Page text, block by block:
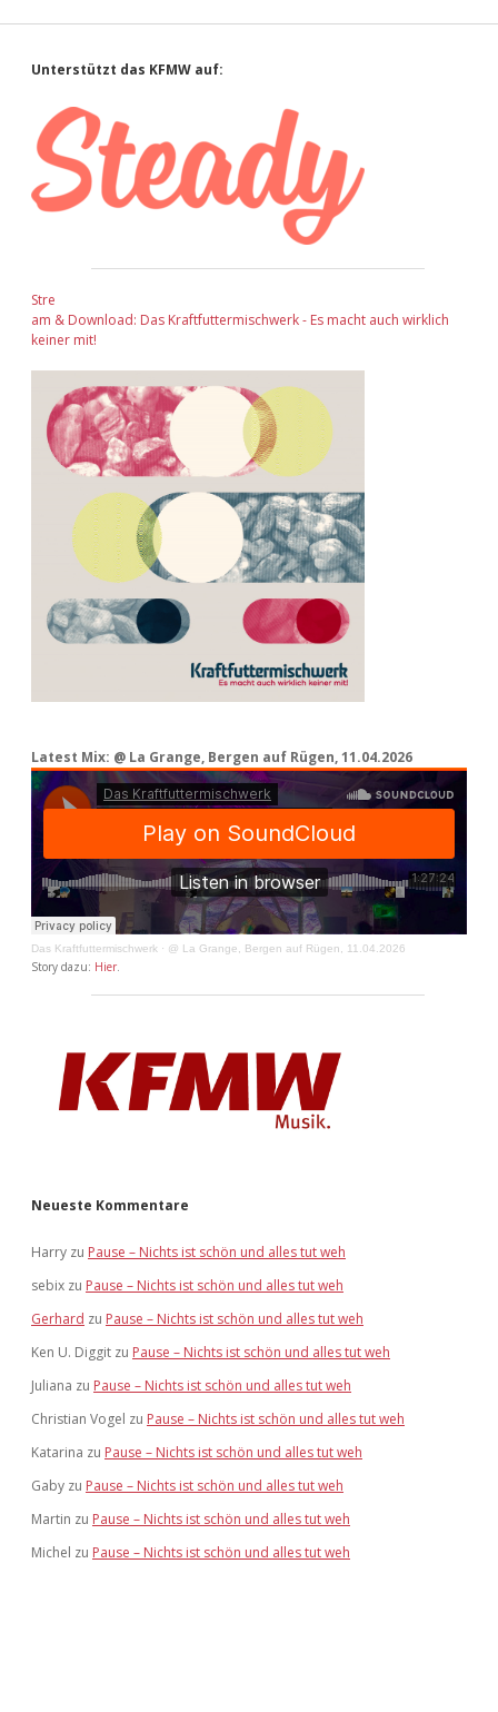
Sidebar
Unterstützt das KFMW auf:
Stre
am & Download: Das Kraftfuttermischwerk - Es macht auch wirklich
keiner mit!
Latest Mix: @ La Grange, Bergen auf Rügen, 11.04.2026
Das Kraftfuttermischwerk · @ La Grange, Bergen auf Rügen, 11.04.2026
Story dazu: Hier
Neueste Kommentare
Harry zu Pause – Nichts ist schön und alles tut weh
sebix zu Pause – Nichts ist schön und alles tut weh
Gerhard zu Pause – Nichts ist schön und alles tut weh
Ken U. Diggit zu Pause – Nichts ist schön und alles tut weh
Juliana zu Pause – Nichts ist schön und alles tut weh
Christian Vogel zu Pause – Nichts ist schön und alles tut weh
Katarina zu Pause – Nichts ist schön und alles tut weh
Gaby zu Pause – Nichts ist schön und alles tut weh
Martin zu Pause – Nichts ist schön und alles tut weh
Michel zu Pause – Nichts ist schön und alles tut weh